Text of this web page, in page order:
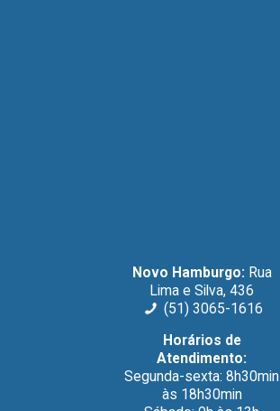
Novo Hamburgo: Rua
Lima e Silva, 436
(51) 3065-1616
Horários de
Atendimento:
Segunda-sexta: 8h30min
às 18h30min